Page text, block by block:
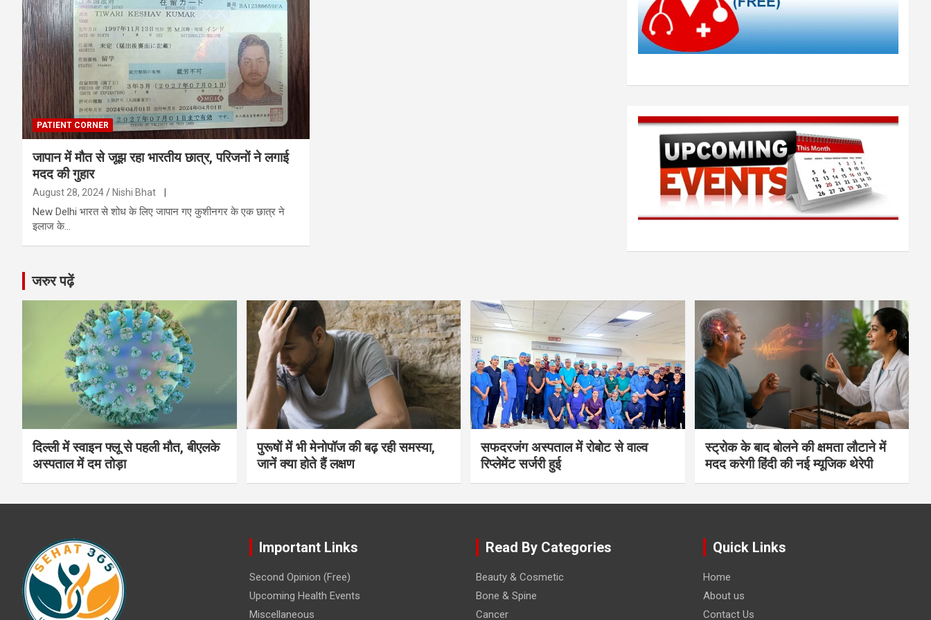
PATIENT CORNER
जापान में मौत से जूझ रहा भारतीय छात्र, परिजनों ने लगाई
मदद की गुहार
August 28, 2024 Nishi Bhat
New Delhi भारत से शोध के लिए जापान गए कुशीनगर के एक छात्र ने
इलाज के…
जरुर पढ़ें
दिल्ली में स्वाइन फ्लू से पहली मौत, बीएलके
अस्पताल में दम तोड़ा
पुरूषों में भी मेनोपॉज की बढ़ रही समस्या,
जानें क्या होते हैं लक्षण
सफदरजंग अस्पताल में रोबोट से वाल्व
रिप्लेमेंट सर्जरी हुई
स्ट्रोक के बाद बोलने की क्षमता लौटाने में
मदद करेगी हिंदी की नई म्यूजिक थेरेपी
Important Links
Second Opinion (Free)
Upcoming Health Events
Miscellaneous
Read By Categories
Beauty & Cosmetic
Bone & Spine
Cancer
Quick Links
Home
About us
Contact Us